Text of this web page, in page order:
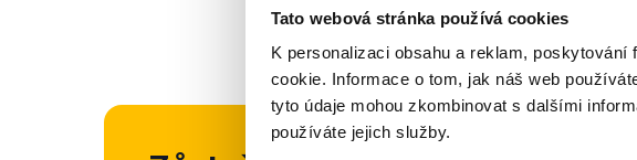
Tato webová stránka používá cookies
K personalizaci obsahu a reklam,
cookie. Informace o tom, jak náš web
tyto údaje mohou zkombinovat s dalšími
používáte jejich služby.